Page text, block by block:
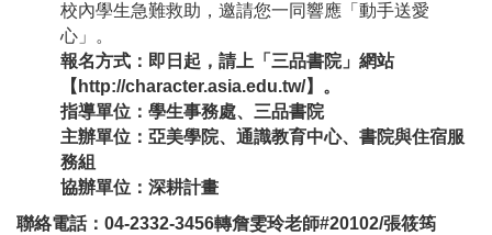
校內學生急難救助，邀請您一同響應「動手送愛
心」。
報名方式：即日起，請上「三品書院」網站
【http://character.asia.edu.tw/】。
指導單位：學生事務處、三品書院
主辦單位：亞美學院、通識教育中心、書院與住宿服
務組
協辦單位：深耕計畫
聯絡電話：04-2332-3456轉詹雯玲老師#20102/張筱筠